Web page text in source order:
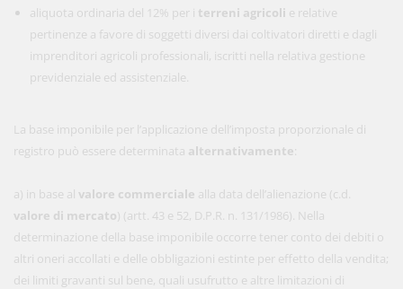
aliquota ordinaria del 12% per i terreni agricoli e relative
pertinenze a favore di soggetti diversi dai coltivatori diretti e dagli
imprenditori agricoli professionali, iscritti nella relativa gestione
previdenziale ed assistenziale.
La base imponibile per l’applicazione dell’imposta proporzionale di
registro può essere determinata alternativamente:
a) in base al valore commerciale alla data dell’alienazione (c.d.
valore di mercato) (artt. 43 e 52, D.P.R. n. 131/1986). Nella
determinazione della base imponibile occorre tener conto dei debiti o
altri oneri accollati e delle obbligazioni estinte per effetto della vendita;
dei limiti gravanti sul bene, quali usufrutto e altre limitazioni di